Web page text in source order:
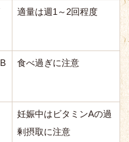
適量は週1～2回程度
食べ過ぎに注意
妊娠中はビタミンAの過
剰摂取に注意